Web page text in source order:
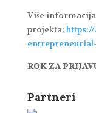
Više
projekta:
ROK ZA
Partneri